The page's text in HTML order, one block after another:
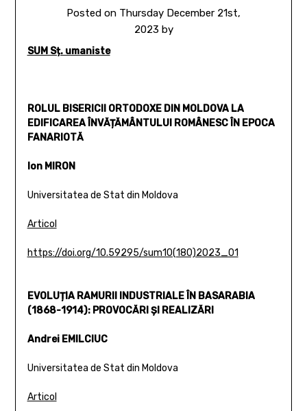
Posted on Thursday December 21st,
2023 by
SUM Sț. umaniste
ROLUL BISERICII ORTODOXE DIN MOLDOVA LA
EDIFICAREA ÎNVĂȚĂMÂNTULUI ROMÂNESC ÎN EPOCA
FANARIOTĂ
Ion MIRON
Universitatea de Stat din Moldova
Articol
https://doi.org/10.59295/sum10(180)2023_01
EVOLUȚIA RAMURII INDUSTRIALE ÎN BASARABIA
(1868-1914): PROVOCĂRI ȘI REALIZĂRI
Andrei EMILCIUC
Universitatea de Stat din Moldova
Articol